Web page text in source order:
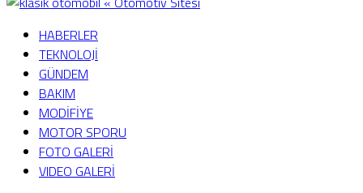
HABERLER
TEKNOLOJİ
GÜNDEM
BAKIM
MODİFİYE
MOTOR SPORU
FOTO GALERİ
VIDEO GALERİ